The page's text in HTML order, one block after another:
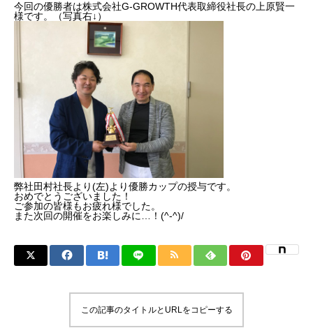
インタビュー
2022年度
2023年度
2024年度
2025年度
官公庁
CONTACT お問い合わせ
今回の優勝者は株式会社G-GROWTH代表取締役社長の上原賢一
様です。（写真右↓）
弊社田村社長より(左)より優勝カップの授与です。
おめでとうございました！
ご参加の皆様もお疲れ様でした。
また次回の開催をお楽しみに…！(^-^)/
この記事のタイトルとURLをコピーする